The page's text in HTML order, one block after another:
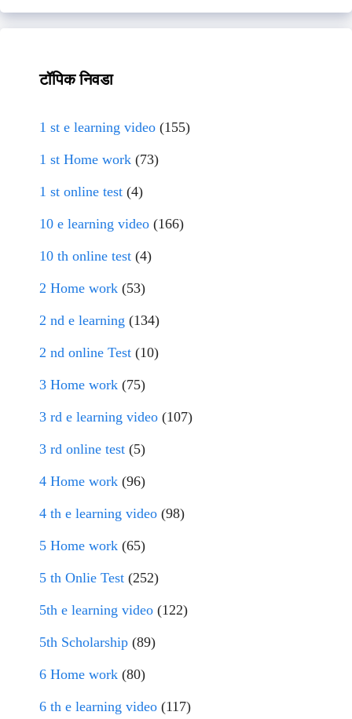
टॉपिक निवडा
1 st e learning video (155)
1 st Home work (73)
1 st online test (4)
10 e learning video (166)
10 th online test (4)
2 Home work (53)
2 nd e learning (134)
2 nd online Test (10)
3 Home work (75)
3 rd e learning video (107)
3 rd online test (5)
4 Home work (96)
4 th e learning video (98)
5 Home work (65)
5 th Onlie Test (252)
5th e learning video (122)
5th Scholarship (89)
6 Home work (80)
6 th e learning video (117)